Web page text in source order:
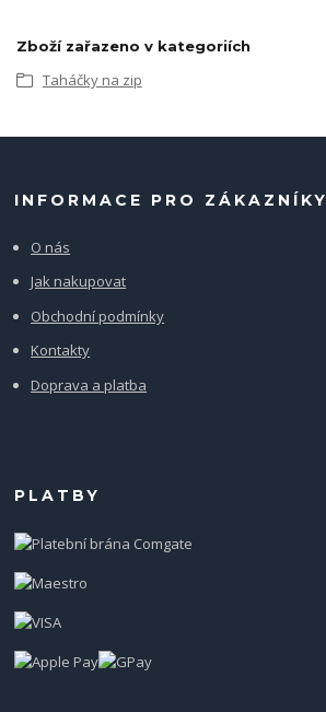
Zboží zařazeno v kategoriích
Taháčky na zip
INFORMACE PRO ZÁKAZNÍKY
O nás
Jak nakupovat
Obchodní podmínky
Kontakty
Doprava a platba
PLATBY